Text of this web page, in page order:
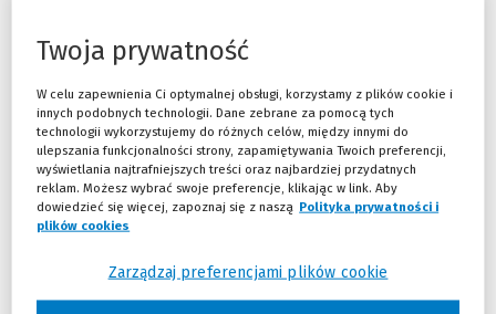
maksymalnie może wynieść nawet 10 mln zł. Natomiast w
orzeczenie takiej nawiązki jest już fakultatywne.
Wysokie kary za niszczenie przyrody
Znacznemu podwyższeniu uległy kary przewidziane za:
spowodowanie zniszczeń w znacznych rozmiarach w świecie
roślinnym lub zwierzęcym - do 8 lat pozbawienia wolności,
zniszczenia spowodują istotną szkodę - za ten czyn grozi kara
nawet 5 lat pozbawienia wolności,
Twoja prywatność
W celu zapewnienia Ci optymalnej obsługi, korzystamy z plików cookie i
innych podobnych technologii. Dane zebrane za pomocą tych
technologii wykorzystujemy do różnych celów, między innymi do
ulepszania funkcjonalności strony, zapamiętywania Twoich preferencji,
wyświetlania najtrafniejszych treści oraz najbardziej przydatnych
reklam. Możesz wybrać swoje preferencje, klikając w link. Aby
dowiedzieć się więcej, zapoznaj się z naszą Polityka prywatności i
plików cookies
Zarządzaj preferencjami plików cookie